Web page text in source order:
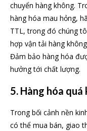
chuyển hàng không.
hàng hóa mau hỏng,
TTL, trong đó chúng
hợp vận tải hàng
Đảm bảo hàng hóa
hưởng tới chất lượng.
5. Hàng hóa quá
Trong bối cảnh nền
có thể mua bán, giao